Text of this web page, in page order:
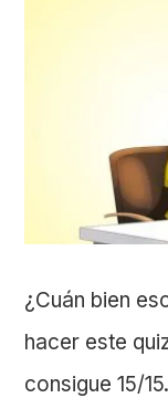
¿Cuán bien
hacer este
consigue 15/